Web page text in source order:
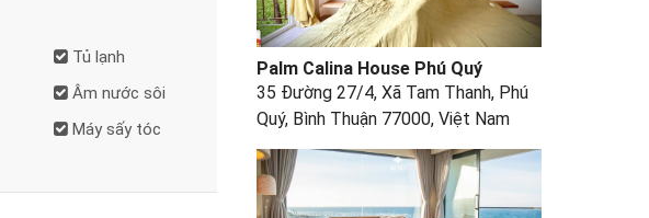
Tủ lạnh
Âm nước sôi
Máy sấy tóc
Palm Calina House Phú Quý
35 Đường 27/4, Xã Tam Thanh, Phú
Quý, Bình Thuận 77000, Việt Nam